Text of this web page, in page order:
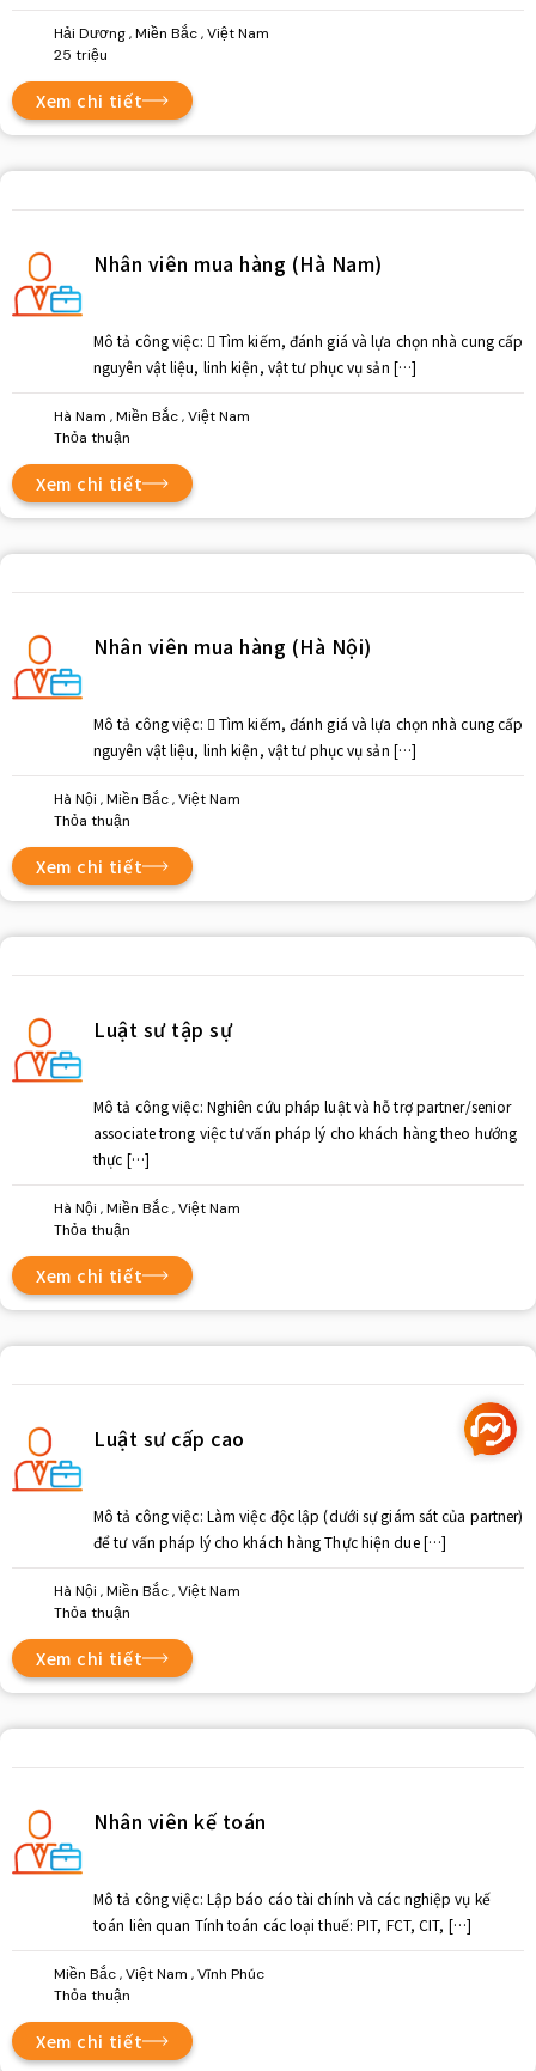
Hải Dương , Miền Bắc , Việt Nam
25 triệu
Xem chi tiết
Nhân viên mua hàng (Hà Nam)
Mô tả công việc:  Tìm kiếm, đánh giá và lựa chọn nhà cung cấp
nguyên vật liệu, linh kiện, vật tư phục vụ sản […]
Hà Nam , Miền Bắc , Việt Nam
Thỏa thuận
Xem chi tiết
Nhân viên mua hàng (Hà Nội)
Mô tả công việc:  Tìm kiếm, đánh giá và lựa chọn nhà cung cấp
nguyên vật liệu, linh kiện, vật tư phục vụ sản […]
Hà Nội , Miền Bắc , Việt Nam
Thỏa thuận
Xem chi tiết
Luật sư tập sự
Mô tả công việc: Nghiên cứu pháp luật và hỗ trợ partner/senior
associate trong việc tư vấn pháp lý cho khách hàng theo hướng
thực […]
Hà Nội , Miền Bắc , Việt Nam
Thỏa thuận
Xem chi tiết
Luật sư cấp cao
Mô tả công việc: Làm việc độc lập (dưới sự giám sát của partner)
để tư vấn pháp lý cho khách hàng Thực hiện due […]
Hà Nội , Miền Bắc , Việt Nam
Thỏa thuận
Xem chi tiết
Nhân viên kế toán
Mô tả công việc: Lập báo cáo tài chính và các nghiệp vụ kế
toán liên quan Tính toán các loại thuế: PIT, FCT, CIT, […]
Miền Bắc , Việt Nam , Vĩnh Phúc
Thỏa thuận
Xem chi tiết